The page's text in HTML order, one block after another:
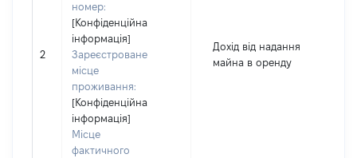
2
номер:
[Конфіденційна
інформація]
Зареєстроване
місце
проживання:
[Конфіденційна
інформація]
Місце
фактичного
Дохід від надання
майна в оренду